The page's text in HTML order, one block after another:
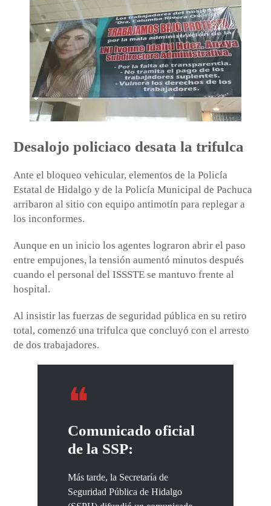
Desalojo policiaco desata la trifulca
Ante el bloqueo vehicular, elementos de la Policía
Estatal de Hidalgo y de la Policía Municipal de Pachuca
arribaron al sitio con equipo antimotín para replegar a
los inconformes.
Aunque en un inicio los agentes lograron abrir el paso
entre empujones, la tensión aumentó minutos después
cuando el personal del ISSSTE se mantuvo frente al
hospital.
Al insistir las fuerzas de seguridad pública en su retiro
total, comenzó una trifulca que concluyó con el arresto
de dos trabajadores.
Comunicado oficial
de la SSP:
Más tarde, la Secretaría de
Seguridad Pública de Hidalgo